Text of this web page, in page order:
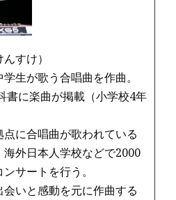
すけ）
生が歌う合唱曲を作曲。
書に楽曲が掲載（小学校4年
に合唱曲が歌われている
外日本人学校などで2000
サートを行う。
いと感動を元に作曲する